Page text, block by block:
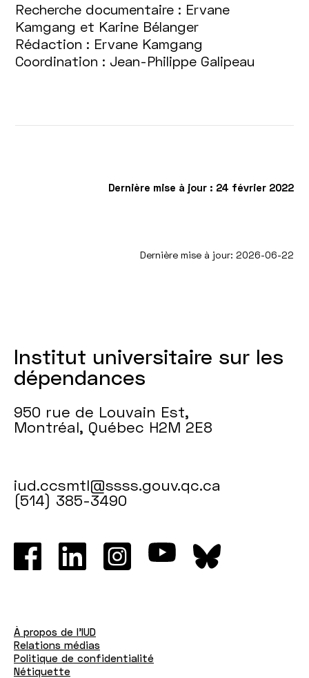
Recherche documentaire : Ervane
Kamgang et Karine Bélanger
Rédaction : Ervane Kamgang
Coordination : Jean-Philippe Galipeau
Dernière mise à jour : 24 février 2022
Dernière mise à jour: 2026-06-22
Institut universitaire sur les
dépendances
950 rue de Louvain Est,
Montréal, Québec H2M 2E8
iud.ccsmtl@ssss.gouv.qc.ca
(514) 385-3490
À propos de l'IUD
Relations médias
Politique de confidentialité
Nétiquette